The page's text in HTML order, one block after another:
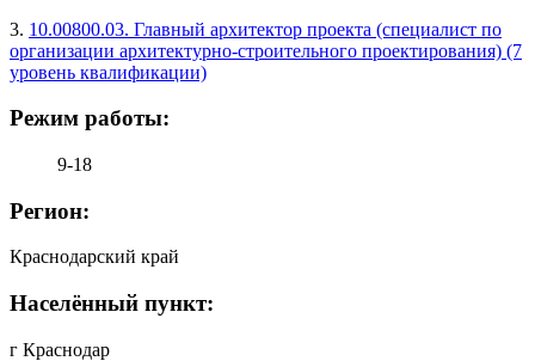
3. 10.00800.03. Главный архитектор проекта (специалист по
организации архитектурно-строительного проектирования) (7
уровень квалификации)
Режим работы:
9-18
Регион:
Краснодарский край
Населённый пункт:
г Краснодар